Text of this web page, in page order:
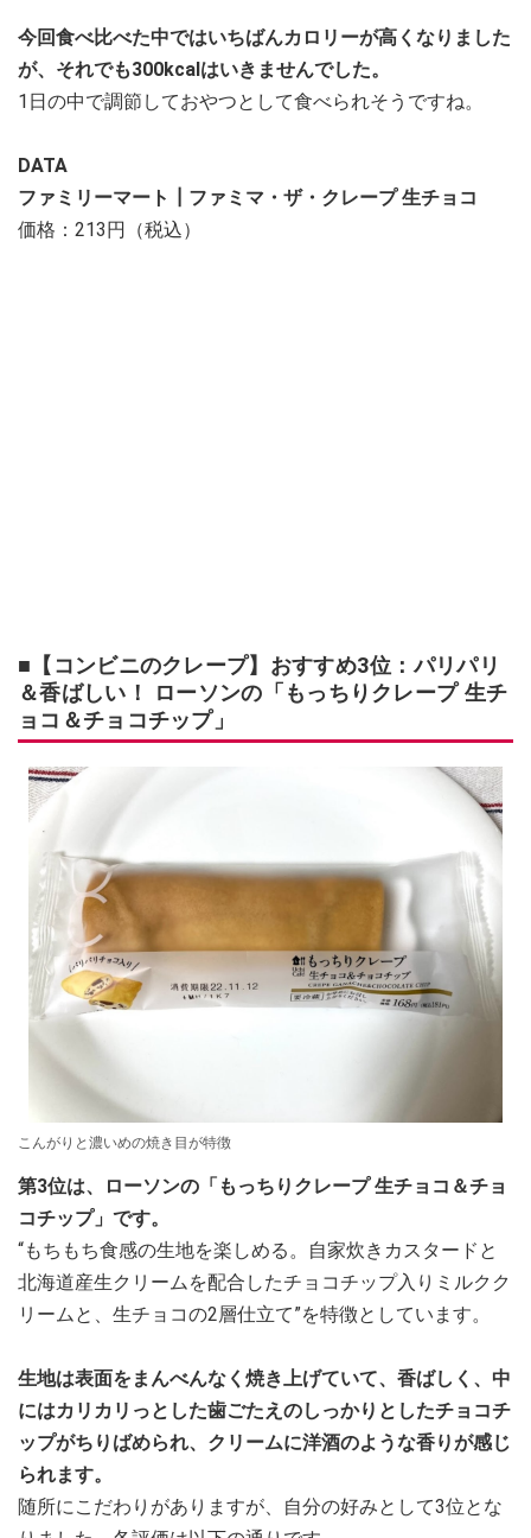
今回食べ比べた中ではいちばんカロリーが高くなりました
が、それでも300kcalはいきませんでした。
1日の中で調節しておやつとして食べられそうですね。
DATA
ファミリーマート┃ファミマ・ザ・クレープ 生チョコ
価格：213円（税込）
■【コンビニのクレープ】おすすめ3位：パリパリ
＆香ばしい！ ローソンの「もっちりクレープ 生チ
ョコ＆チョコチップ」
こんがりと濃いめの焼き目が特徴
第3位は、ローソンの「もっちりクレープ 生チョコ＆チョ
コチップ」です。
“もちもち食感の生地を楽しめる。自家炊きカスタードと
北海道産生クリームを配合したチョコチップ入りミルクク
リームと、生チョコの2層仕立て”を特徴としています。
生地は表面をまんべんなく焼き上げていて、香ばしく、中
にはカリカリっとした歯ごたえのしっかりとしたチョコチ
ップがちりばめられ、クリームに洋酒のような香りが感じ
られます。
随所にこだわりがありますが、自分の好みとして3位とな